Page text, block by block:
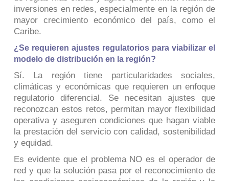
inversiones en redes, especialmente en la región de
mayor crecimiento económico del país, como el
Caribe.
¿Se requieren ajustes regulatorios para viabilizar el
modelo de distribución en la región?
Sí. La región tiene particularidades sociales,
climáticas y económicas que requieren un enfoque
regulatorio diferencial. Se necesitan ajustes que
reconozcan estos retos, permitan mayor flexibilidad
operativa y aseguren condiciones que hagan viable
la prestación del servicio con calidad, sostenibilidad
y equidad.
Es evidente que el problema NO es el operador de
red y que la solución pasa por el reconocimiento de